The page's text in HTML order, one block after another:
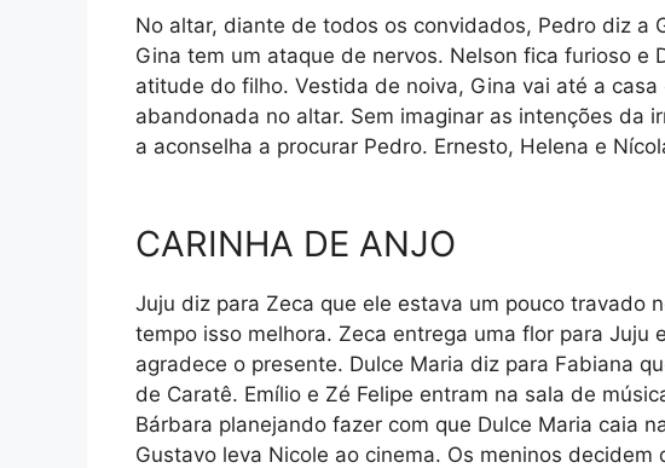
No altar, diante de todos os convidados, Pedro diz a
Gina tem um ataque de nervos. Nelson fica furioso e
atitude do filho. Vestida de noiva, Gina vai até a
abandonada no altar. Sem imaginar as intenções da
a aconselha a procurar Pedro. Ernesto, Helena e
CARINHA DE ANJO
Juju diz para Zeca que ele estava um pouco travado
tempo isso melhora. Zeca entrega uma flor para Juju
agradece o presente. Dulce Maria diz para Fabiana
de Caratê. Emílio e Zé Felipe entram na sala de
Bárbara planejando fazer com que Dulce Maria caia
Gustavo leva Nicole ao cinema. Os meninos